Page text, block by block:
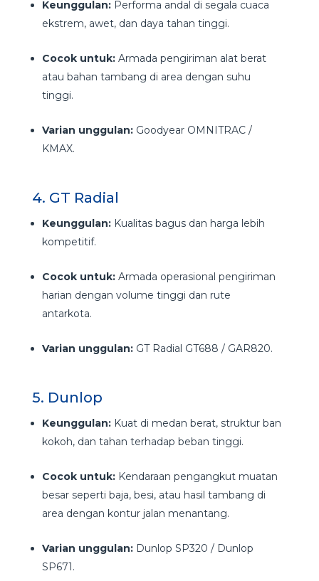
Keunggulan:Performa andal di segala cuaca
ekstrem, awet, dan daya tahan tinggi.
Cocok untuk:Armada pengiriman alat berat
atau bahan tambang di area dengan suhu
tinggi.
Varian unggulan:Goodyear OMNITRAC /
KMAX.
4. GT Radial
Keunggulan:Kualitas bagus dan harga lebih
kompetitif.
Cocok untuk:Armada operasional pengiriman
harian dengan volume tinggi dan rute
antarkota.
Varian unggulan:GT Radial GT688 / GAR820.
5. Dunlop
Keunggulan:Kuat di medan berat, struktur ban
kokoh, dan tahan terhadap beban tinggi.
Cocok untuk:Kendaraan pengangkut muatan
besar seperti baja, besi, atau hasil tambang di
area dengan kontur jalan menantang.
Varian unggulan:Dunlop SP320 / Dunlop
SP671.